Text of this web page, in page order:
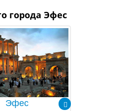
города Эфес
Эфес